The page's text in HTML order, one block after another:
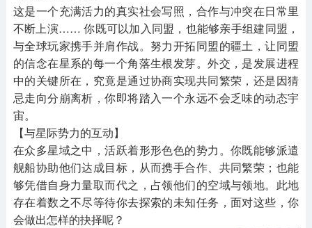
这是一个充满活力的真实社会写照，合作与冲突在日常里
不断上演…… 你既可以加入同盟，也能够亲手组建同盟，
与全球玩家携手并肩作战。努力开拓同盟的疆土，让同盟
的信念在星系的每一个角落生根发芽。外交，是发展进程
中的关键所在，究竟是通过协商实现共同繁荣，还是因猜
忌走向分崩离析，你即将踏入一个永远不会乏味的动态宇
宙。
【与星际势力的互动】
在众多星域之中，活跃着形形色色的势力。你既能够派遣
舰船协助他们达成目标，从而携手合作、共同繁荣；也能
够凭借自身力量取而代之，占领他们的空域与领地。此地
存在着数之不尽等待你去探索的未知任务，面对这些，你
会做出怎样的抉择呢？